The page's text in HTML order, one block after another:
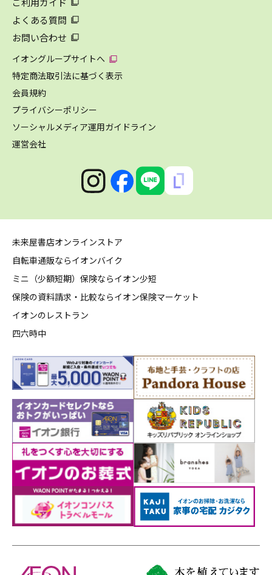
よくある質問
お問い合わせ
イオングループサイトへ
特定商法取引法に基づく表示
会員規約
プライバシーポリシー
ソーシャルメディア運用ガイドライン
運営会社
未来屋書店オンラインストア
自転車通販ならイオンバイク
ミニ（少額短期）保険ならイオン少短
保険の資料請求・比較ならイオン保険マーケット
イオンのレストラン
四六時中